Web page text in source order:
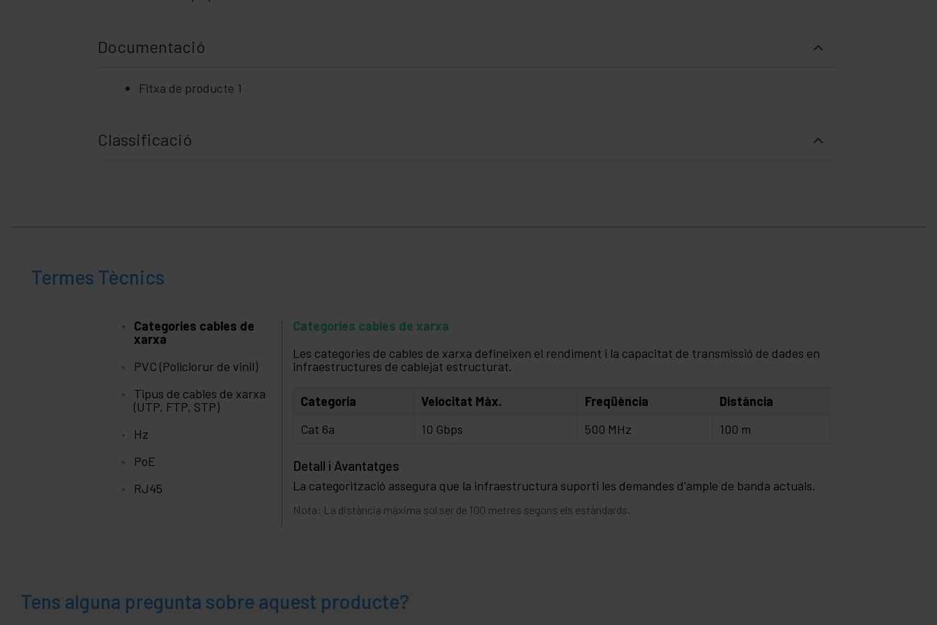
Documentació
Fitxa de producte 1
Classificació
Termes Tècnics
Categories cables de
xarxa
PVC (Policlorur de vinil)
Tipus de cables de xarxa
(UTP, FTP, STP)
Hz
PoE
RJ45
Categories cables de xarxa
Les categories de cables de xarxa defineixen el rendiment i la capacitat de transmissió de dades en
infraestructures de cablejat estructurat.
Categoria Velocitat Màx. Freqüència
Distància
Cat 6a
10 Gbps 500 MHz 100 m
Detall i Avantatges
La categorització assegura que la infraestructura suporti les demandes d'ample de banda actuals.
Nota: La distància màxima sol ser de 100 metres segons els estàndards.
Tens alguna pregunta sobre aquest producte?